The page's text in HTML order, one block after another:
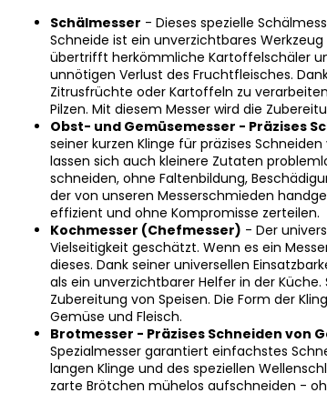
Schälmesser - Dieses spezielle
Schneide ist ein unverzichtbares
übertrifft herkömmliche Kartoffelschäler
unnötigen Verlust des Fruchtfleisches.
Zitrusfrüchte oder Kartoffeln zu
Pilzen. Mit diesem Messer wird die
Obst- und Gemüsemesser - Präzises
seiner kurzen Klinge für präzises
lassen sich auch kleinere Zutaten
schneiden, ohne Faltenbildung,
der von unseren Messerschmieden
effizient und ohne Kompromisse zerteilen.
Kochmesser (Chefmesser) - Der
Vielseitigkeit geschätzt. Wenn es ein
dieses. Dank seiner universellen
als ein unverzichtbarer Helfer in der
Zubereitung von Speisen. Die Form der
Gemüse und Fleisch.
Brotmesser - Präzises Schneiden von
Spezialmesser garantiert einfachstes
langen Klinge und des speziellen
zarte Brötchen mühelos aufschneiden -